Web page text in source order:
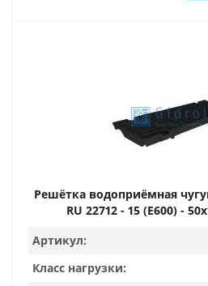
Решётка водоприёмная
RU 22712 - 15 (E600) -
Артикул:
Класс нагрузки: